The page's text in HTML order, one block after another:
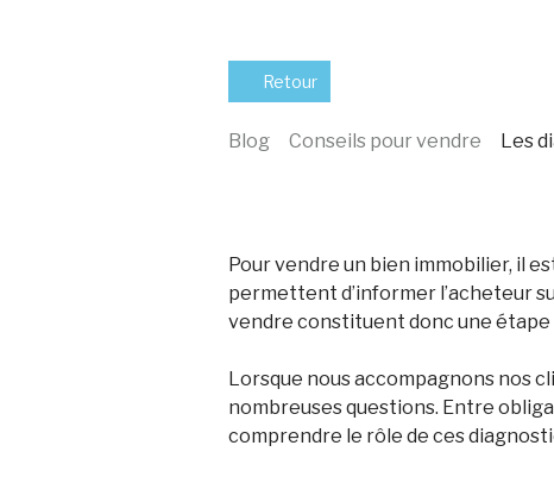
Retour
Blog Conseils pour vendre Les
Pour vendre un bien immobilier, il
permettent d’informer l’acheteur
vendre constituent donc une
Lorsque nous accompagnons nos
nombreuses questions. Entre
comprendre le rôle de ces